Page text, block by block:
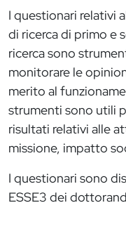
I questionari relativi
di ricerca di primo e
ricerca sono
monitorare le
merito al
strumenti sono utili
risultati relativi alle
missione, impatto
I questionari sono
ESSE3 dei